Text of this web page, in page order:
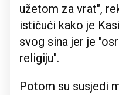
užetom za vrat",
ističući kako je
svog sina jer je
religiju".
Potom su susjedi